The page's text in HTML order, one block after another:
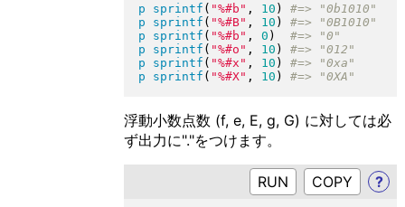
p sprintf ( "%#b " , 10 )
p
sprintf ( "%#B" , 10 )
p
sprintf ( "%#b " , 0 )
p
sprintf ( "%#o " , 10 )
p
sprintf ( "%#x " , 10 )
p
sprintf ( "%#X" , 10 )
浮動小数点数 (f, e, E, g, G) に対しては必
ず出力に"."をつけます。
RUN ?